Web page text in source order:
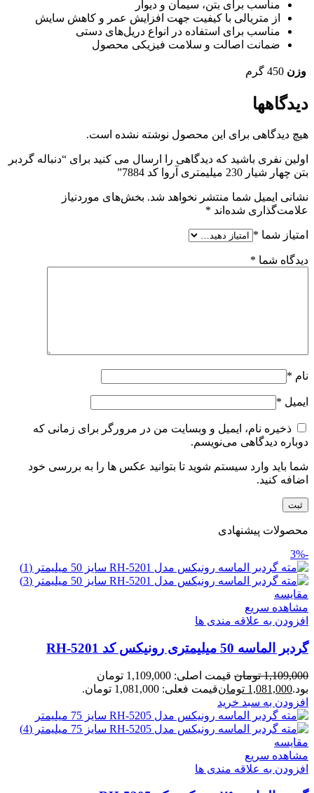
مناسب برای بتن، سیمان و دیوار
از متریالی با کیفیت جهت افزایش عمر و کاهش سایش
مناسب برای استفاده در انواع دریل‌های دستی
ضمانت اصالت و سلامت فیزیکی محصول
وزن 450 گرم
دیدگاهها
هیچ دیدگاهی برای این محصول نوشته نشده است.
اولین نفری باشید که دیدگاهی را ارسال می کنید برای “دنباله گردبر
بتن چهار شیار 230 میلیمتری آروا کد 7884”
نشانی ایمیل شما منتشر نخواهد شد. بخش‌های موردنیاز
علامت‌گذاری شده‌اند *
امتیاز شما *
دیدگاه شما *
نام *
ایمیل *
ذخیره نام، ایمیل و وبسایت من در مرورگر برای زمانی که
دوباره دیدگاهی می‌نویسم.
شما باید وارد سیستم شوید تا بتوانید عکس ها را به بررسی خود
اضافه کنید.
محصولات پیشنهادی
-3%
مقایسه
مشاهده سریع
افزودن به علاقه مندی ها
گردبر الماسه 50 میلیمتری رونیکس کد RH-5201
1,109,000 تومان
قیمت اصلی: 1,109,000 تومان
بود.1,081,000 تومانقیمت فعلی: 1,081,000 تومان.
افزودن به سبد خرید
مقایسه
مشاهده سریع
افزودن به علاقه مندی ها